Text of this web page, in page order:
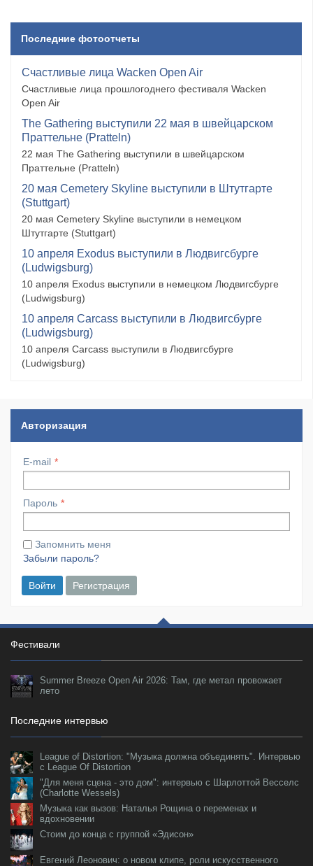
Последние фотоотчеты
Счастливые лица Wacken Open Air
Счастливые лица прошлогоднего фестиваля Wacken
Open Air
The Gathering выступили 22 мая в швейцарском
Праттельне (Pratteln)
22 мая The Gathering выступили в швейцарском
Праттельне (Pratteln)
20 мая Cemetery Skyline выступили в Штутгарте
(Stuttgart)
20 мая Cemetery Skyline выступили в немецком
Штутгарте (Stuttgart)
10 апреля Exodus выступили в Людвигсбурге
(Ludwigsburg)
10 апреля Exodus выступили в немецком Людвигсбурге
(Ludwigsburg)
10 апреля Carcass выступили в Людвигсбурге
(Ludwigsburg)
10 апреля Carcass выступили в Людвигсбурге
(Ludwigsburg)
Авторизация
E-mail
Пароль
Запомнить меня
Забыли пароль?
Войти Регистрация
Фестивали
Summer Breeze Open Air 2026: Там, где метал провожает
лето
Последние интервью
League of Distortion: "Музыка должна объединять". Интервью
с League Of Distortion
"Для меня сцена - это дом": интервью с Шарлоттой Весселс
(Charlotte Wessels)
Музыка как вызов: Наталья Рощина о переменах и
вдохновении
Стоим до конца с группой «Эдисон»
Евгений Леонович: о новом клипе, роли искусственного